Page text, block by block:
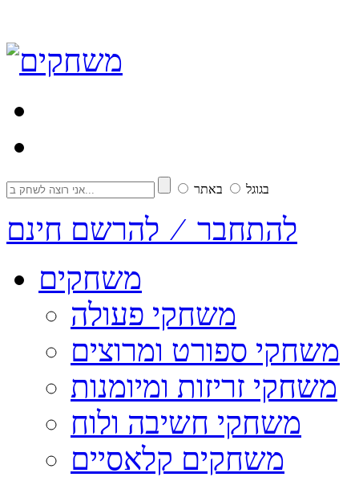
בגוגל באתר
להתחבר ⁄ להרשם חינם
משחקים
משחקי פעולה
משחקי ספורט ומרוצים
משחקי זריזות ומיומנות
משחקי חשיבה ולוח
משחקים קלאסיים